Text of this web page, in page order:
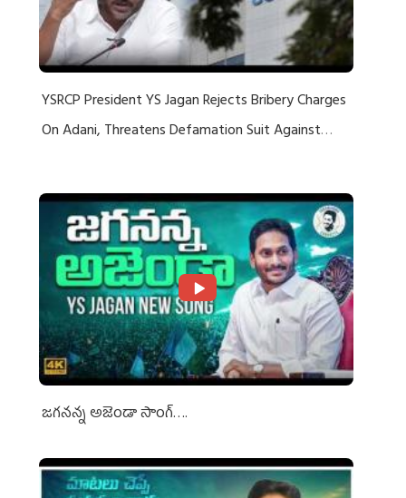
YSRCP President YS Jagan Rejects Bribery Charges
On Adani, Threatens Defamation Suit Against
జగనన్న అజెండా సాంగ్….